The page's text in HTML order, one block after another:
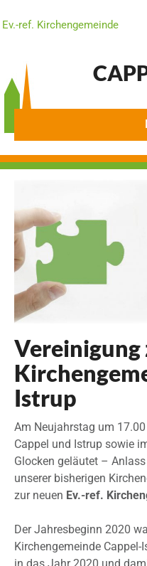
Ev.-ref. Kirchengemeinde
Vereinigung
Istrup
Am Neujahrstag um
Cappel und Istrup sowie
Glocken geläutet –
unserer bisherigen
zur neuen Ev.-ref.
Der Jahresbeginn 2020
Kirchengemeinde